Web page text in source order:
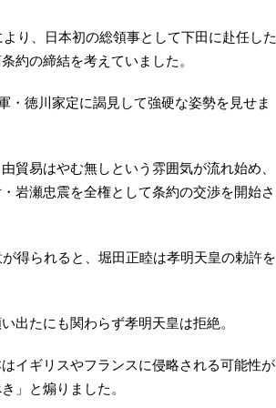
り、日本初の総領事として下田に赴任した
約の締結を考えていました。
・徳川家定に謁見して強硬な姿勢を見せま
貿易はやむ無しという雰囲気が流れ始め、
岩瀬忠震を全権として条約の交渉を開始さ
得られると、堀田正睦は孝明天皇の勅許を
出たにも関わらず孝明天皇は拒絶。
イギリスやフランスに侵略される可能性が
」と煽りました。